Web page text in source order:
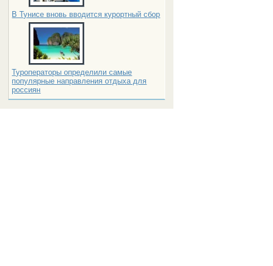
В Тунисе вновь вводится курортный сбор
Туроператоры определили самые
популярные направления отдыха для
россиян